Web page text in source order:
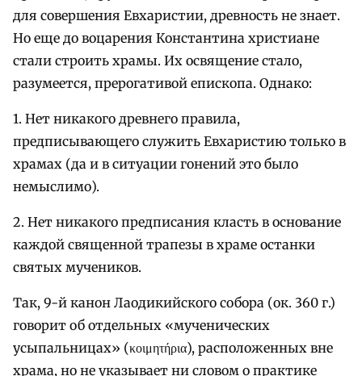
для совершения Евхаристии, древность не знает.
Но еще до воцарения Константина христиане
стали строить храмы. Их освящение стало,
разумеется, прерогативой епископа. Однако:
1. Нет никакого древнего правила,
предписывающего служить Евхаристию только в
храмах (да и в ситуации гонений это было
немыслимо).
2. Нет никакого предписания класть в основание
каждой священной трапезы в храме останки
святых мучеников.
Так, 9-й канон Лаодикийского собора (ок. 360 г.)
говорит об отдельных «мученических
усыпальницах» (κοιμητήρια), расположенных вне
храма, но не указывает ни словом о практике